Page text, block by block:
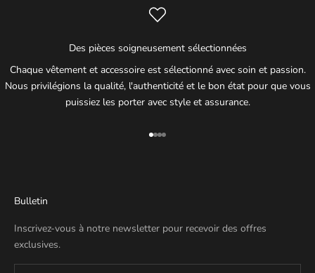
Des pièces soigneusement sélectionnées
Chaque vêtement et accessoire est sélectionné avec soin et passion.
Nous privilégions la qualité, l'authenticité et le bon état pour que vous
puissiez les porter avec style et assurance.
Aller à l'élément 1
Aller à l'élément 2
Aller à l'élément 3
Aller à l'élément 4
Bulletin
Inscrivez-vous à notre newsletter pour recevoir des offres
exclusives.